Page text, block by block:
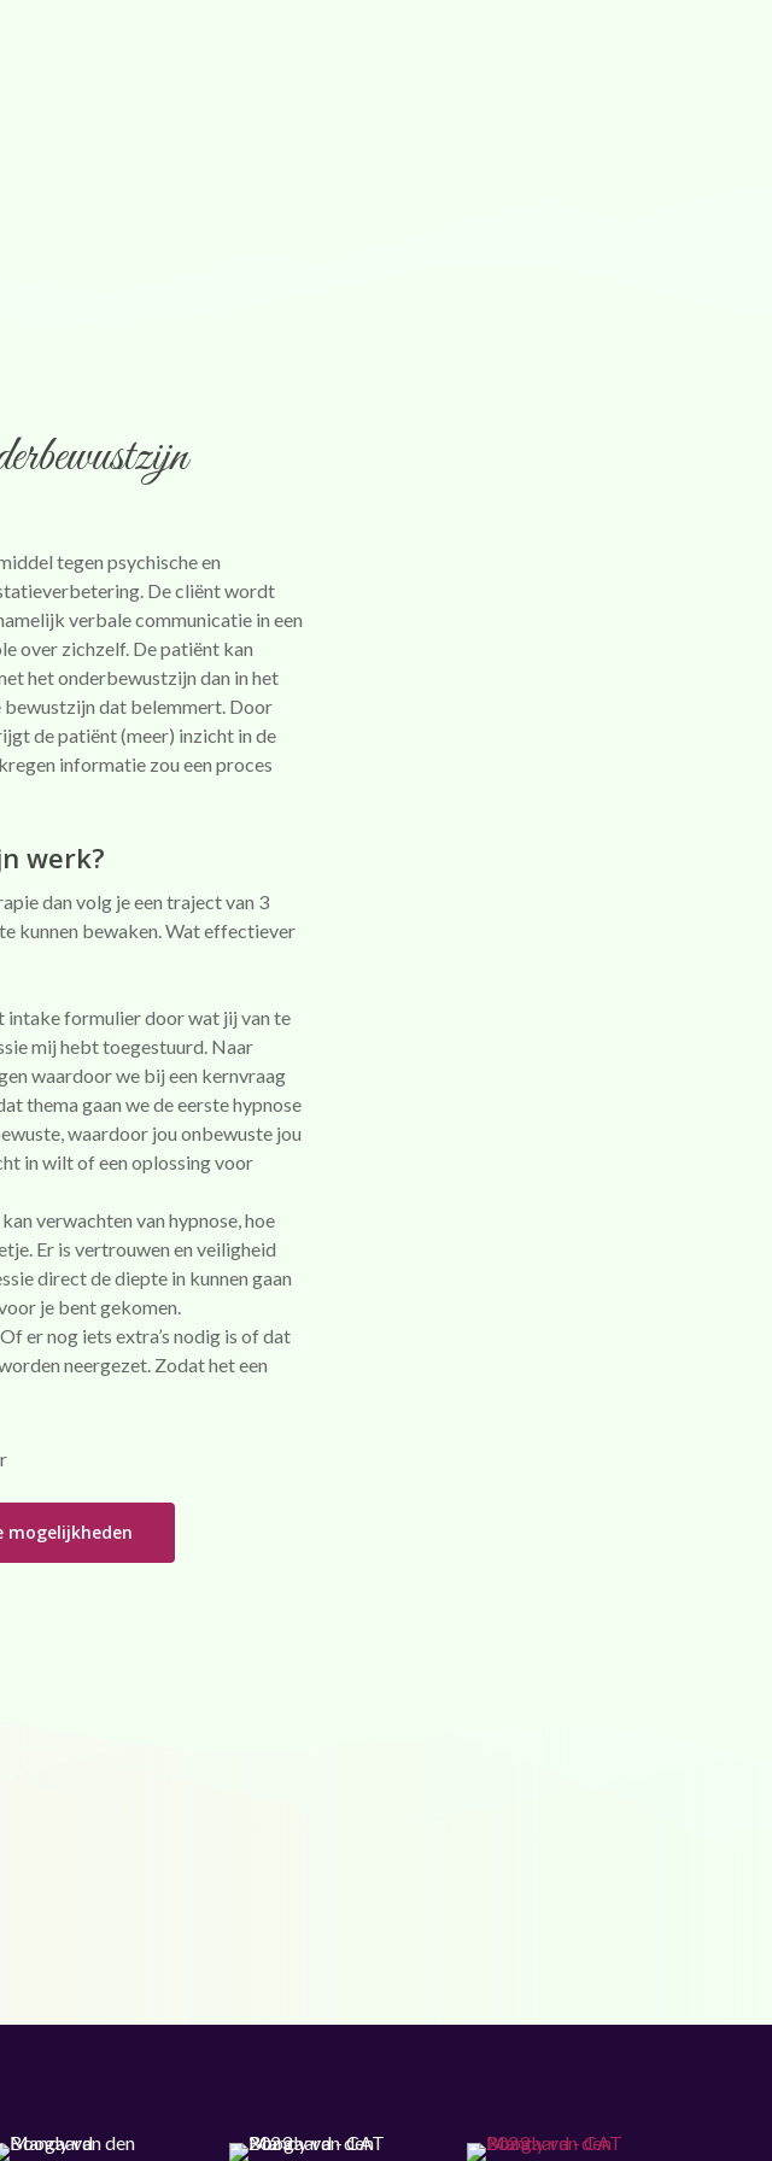
tegen psychische en
De cliënt wordt
verbale communicatie in een
over zichzelf. De patiënt kan
het onderbewustzijn dan in het
dat belemmert. Door
de patiënt (meer) inzicht in de
informatie zou een proces
werk?
dan volg je een traject van 3
kunnen bewaken. Wat effectiever
intake formulier door wat jij van te
mij hebt toegestuurd. Naar
waardoor we bij een kernvraag
thema gaan we de eerste hypnose
waardoor jou onbewuste jou
in wilt of een oplossing voor
verwachten van hypnose, hoe
Er is vertrouwen en veiligheid
direct de diepte in kunnen gaan
je bent gekomen.
er nog iets extra’s nodig is of dat
neergezet. Zodat het een
mogelijkheden